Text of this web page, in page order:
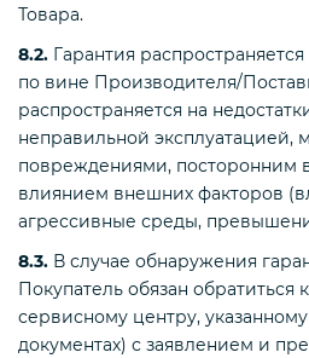
Товара.
8.2. Гарантия
по вине Производителя/
распространяется на
неправильной эксплуатацией,
повреждениями, посторонним
влиянием внешних факторов
агрессивные среды,
8.3. В случае обнаружения
Покупатель обязан обратиться
сервисному центру,
документах) с заявлением и